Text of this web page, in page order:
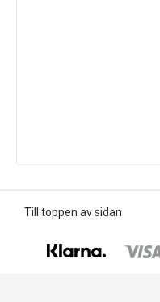
Till toppen av sidan